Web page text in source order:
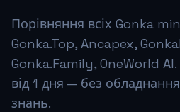
Порівняння всіх Gonka
Gonka.Top, Ancapex,
Gonka.Family, OneWorld AI.
від 1 дня — без
знань.